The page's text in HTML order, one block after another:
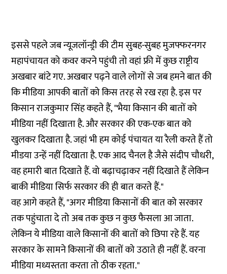
इससे पहले जब न्यूजलॉन्ड्री की टीम सुबह-सुबह मुजफ्फरनगर
महापंचायत को कवर करने पहुंची तो वहां फ्री में कुछ राष्ट्रीय
अखबार बांटे गए. अखबार पढ़ने वाले लोगों से जब हमने बात की
कि मीडिया आपकी बातों को किस तरह से रख रहा है. इस पर
किसान राजकुमार सिंह कहते हैं, "भैया किसान की बातों को
मीडिया नहीं दिखाता है. और सरकार की एक-एक बात को
खुलकर दिखाता है. जहां भी हम कोई पंचायत या रैली करते हैं तो
मीडया उन्हें नहीं दिखाता है. एक आद चैनल है जैसे संदीप चौधरी,
वह हमारी बात दिखाते हैं. वो बढ़ाचढ़ाकर नहीं दिखाते हैं लेकिन
बाकी मीडिया सिर्फ सरकार की ही बात करते हैं."
वह आगे कहते हैं, "अगर मीडिया किसानों की बात को सरकार
तक पहुंचाता दे तो अब तक कुछ न कुछ फैसला आ जाता.
लेकिन ये मीडिया वाले किसानों की बातों को छिपा रहे हैं. यह
सरकार के सामने किसानों की बातों को उठाते ही नहीं हैं. वरना
मीडिया मध्यस्तता करता तो ठीक रहता."